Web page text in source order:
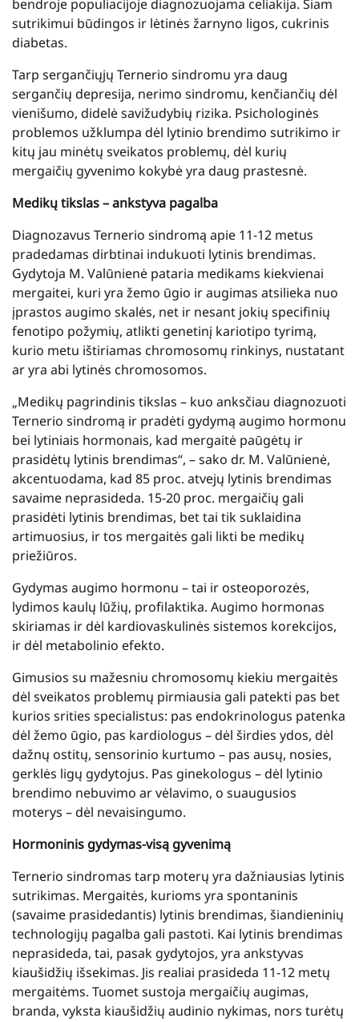
bendroje populiacijoje diagnozuojama celiakija. Šiam
sutrikimui būdingos ir lėtinės žarnyno ligos, cukrinis
diabetas.
Tarp sergančiųjų Ternerio sindromu yra daug
sergančių depresija, nerimo sindromu, kenčiančių dėl
vienišumo, didelė savižudybių rizika. Psichologinės
problemos užklumpa dėl lytinio brendimo sutrikimo ir
kitų jau minėtų sveikatos problemų, dėl kurių
mergaičių gyvenimo kokybė yra daug prastesnė.
Medikų tikslas – ankstyva pagalba
Diagnozavus Ternerio sindromą apie 11-12 metus
pradedamas dirbtinai indukuoti lytinis brendimas.
Gydytoja M. Valūnienė pataria medikams kiekvienai
mergaitei, kuri yra žemo ūgio ir augimas atsilieka nuo
įprastos augimo skalės, net ir nesant jokių specifinių
fenotipo požymių, atlikti genetinį kariotipo tyrimą,
kurio metu ištiriamas chromosomų rinkinys, nustatant
ar yra abi lytinės chromosomos.
„Medikų pagrindinis tikslas – kuo anksčiau diagnozuoti
Ternerio sindromą ir pradėti gydymą augimo hormonu
bei lytiniais hormonais, kad mergaitė paūgėtų ir
prasidėtų lytinis brendimas“, – sako dr. M. Valūnienė,
akcentuodama, kad 85 proc. atvejų lytinis brendimas
savaime neprasideda. 15-20 proc. mergaičių gali
prasidėti lytinis brendimas, bet tai tik suklaidina
artimuosius, ir tos mergaitės gali likti be medikų
priežiūros.
Gydymas augimo hormonu – tai ir osteoporozės,
lydimos kaulų lūžių, profilaktika. Augimo hormonas
skiriamas ir dėl kardiovaskulinės sistemos korekcijos,
ir dėl metabolinio efekto.
Gimusios su mažesniu chromosomų kiekiu mergaitės
dėl sveikatos problemų pirmiausia gali patekti pas bet
kurios srities specialistus: pas endokrinologus patenka
dėl žemo ūgio, pas kardiologus – dėl širdies ydos, dėl
dažnų ostitų, sensorinio kurtumo – pas ausų, nosies,
gerklės ligų gydytojus. Pas ginekologus – dėl lytinio
brendimo nebuvimo ar vėlavimo, o suaugusios
moterys – dėl nevaisingumo.
Hormoninis gydymas-visą gyvenimą
Ternerio sindromas tarp moterų yra dažniausias lytinis
sutrikimas. Mergaitės, kurioms yra spontaninis
(savaime prasidedantis) lytinis brendimas, šiandieninių
technologijų pagalba gali pastoti. Kai lytinis brendimas
neprasideda, tai, pasak gydytojos, yra ankstyvas
kiaušidžių išsekimas. Jis realiai prasideda 11-12 metų
mergaitėms. Tuomet sustoja mergaičių augimas,
branda, vyksta kiaušidžių audinio nykimas, nors turėtų